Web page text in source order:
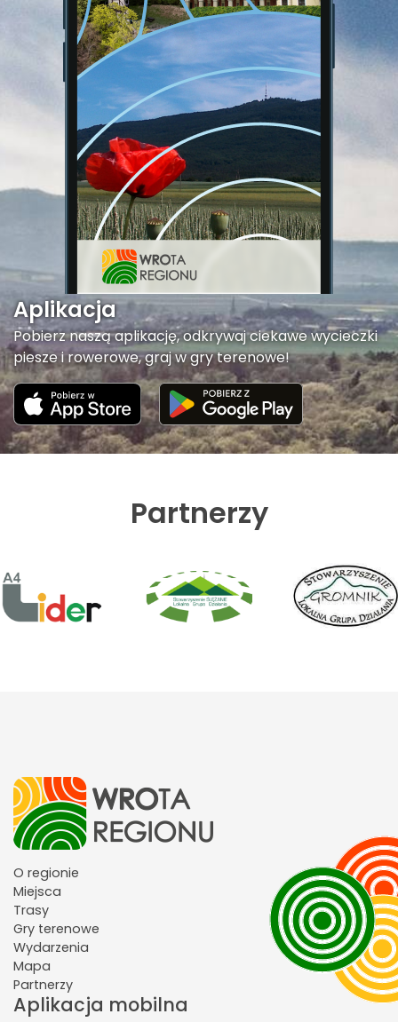
Aplikacja
Pobierz naszą aplikację, odkrywaj ciekawe wycieczki
piesze i rowerowe, graj w gry terenowe!
Partnerzy
O regionie
Miejsca
Trasy
Gry terenowe
Wydarzenia
Mapa
Partnerzy
Aplikacja mobilna